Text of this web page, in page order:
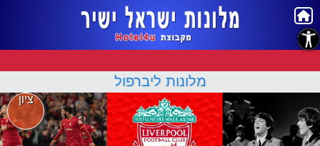
מלונות ליברפול
ציון
נגישות